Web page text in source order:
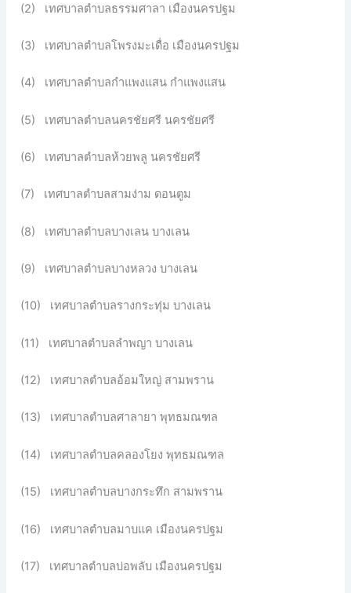
(2) เทศบาลตำบลธรรมศาลา เมืองนครปฐม
(3) เทศบาลตำบลโพรงมะเดื่อ เมืองนครปฐม
(4) เทศบาลตำบลกำแพงแสน กำแพงแสน
(5) เทศบาลตำบลนครชัยศรี นครชัยศรี
(6) เทศบาลตำบลห้วยพลู นครชัยศรี
(7) เทศบาลตำบลสามง่าม ดอนตูม
(8) เทศบาลตำบลบางเลน บางเลน
(9) เทศบาลตำบลบางหลวง บางเลน
(10) เทศบาลตำบลรางกระทุ่ม บางเลน
(11) เทศบาลตำบลลำพญา บางเลน
(12) เทศบาลตำบลอ้อมใหญ่ สามพราน
(13) เทศบาลตำบลศาลายา พุทธมณฑล
(14) เทศบาลตำบลคลองโยง พุทธมณฑล
(15) เทศบาลตำบลบางกระทึก สามพราน
(16) เทศบาลตำบลมาบแค เมืองนครปฐม
(17) เทศบาลตำบลบ่อพลับ เมืองนครปฐม